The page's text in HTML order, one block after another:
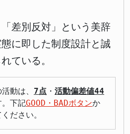
差別反対」という美辞
に即した制度設計と誠
ている。
動は、 7点 ・ 活動偏差値44
。下記GOOD・BADボタンか
ださい。